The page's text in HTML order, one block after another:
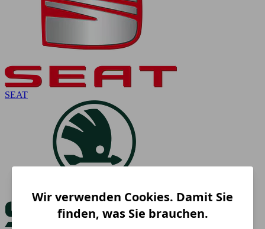
SEAT
Wir verwenden Cookies. Damit Sie
finden, was Sie brauchen.